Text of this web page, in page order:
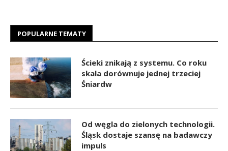
POPULARNE TEMATY
Ścieki znikają z systemu. Co roku
skala dorównuje jednej trzeciej
Śniardw
Od węgla do zielonych technologii.
Śląsk dostaje szansę na badawczy
impuls